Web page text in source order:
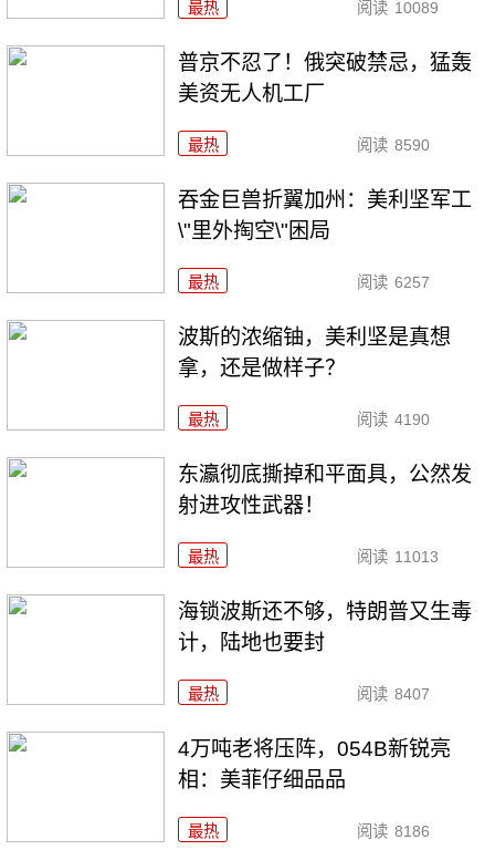
最热 阅读 10089
普京不忍了！俄突破禁忌，猛轰
美资无人机工厂
最热 阅读 8590
吞金巨兽折翼加州：美利坚军工
\"里外掏空\"困局
最热 阅读 6257
波斯的浓缩铀，美利坚是真想
拿，还是做样子？
最热 阅读 4190
东瀛彻底撕掉和平面具，公然发
射进攻性武器！
最热 阅读 11013
海锁波斯还不够，特朗普又生毒
计，陆地也要封
最热 阅读 8407
4万吨老将压阵，054B新锐亮
相：美菲仔细品品
最热 阅读 8186